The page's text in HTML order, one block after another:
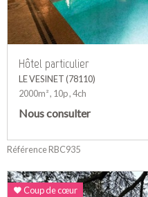
Hôtel particulier
LE VESINET (78110)
2000m² , 10p , 4ch
Nous consulter
Référence RBC935
Coup de cœur